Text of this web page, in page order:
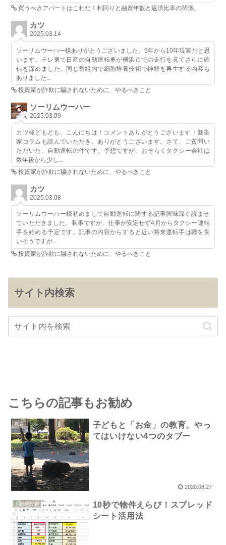
買うべきアパートはこれだ！利回りと融資年数と返済比率の関係。
カツ
2025.03.14
ソーリムウーハー様ありがとうございました。5年から10年現実だと思
います。テレ東で日産の自動運転車が横浜市での走行を見てさらに確
信を深めました。同じ番組内で細胞培養技術で神経を再生する内容も
ありました...
投資家が詐欺に騙されないために、やるべきこと
ソーリムウーハー
2025.03.09
カツ様どもども、こんにちは！コメントありがとうございます！健美
家コラムも読んでいただき、ありがとうございます。さて、ご質問い
ただいた、自動運転の件です。予想ですが、おそらくタクシー会社は
数年後から少し...
投資家が詐欺に騙されないために、やるべきこと
カツ
2025.03.08
ソーリムウーハー様初めまして自動運転に関する記事興味深く読ませ
ていただきました。私事ですが、仕事が安定せず4月からタクシー運転
手を始める予定です。記事の内容からすると近い将来運転手は職を失
いそうですが...
投資家が詐欺に騙されないために、やるべきこと
サイト内検索
こちらの記事もお勧め
教育
子どもと「お金」の教育。やっ
てはいけない4つのタブー
2020.08.27
不動産投資
10秒で物件えらび！スプレッド
シート活用法